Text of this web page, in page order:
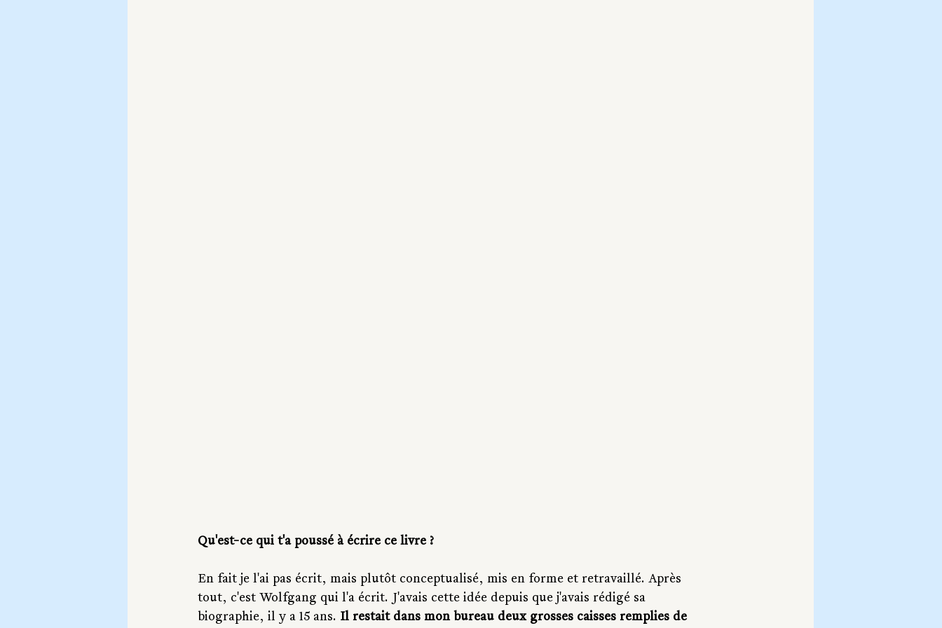
Qu'est-ce qui t'a poussé à écrire ce livre ?
En fait je l'ai pas écrit, mais plutôt conceptualisé, mis en forme et retravaillé. Après
tout, c'est Wolfgang qui l'a écrit. J'avais cette idée depuis que j'avais rédigé sa
biographie, il y a 15 ans. Il restait dans mon bureau deux grosses caisses remplies de